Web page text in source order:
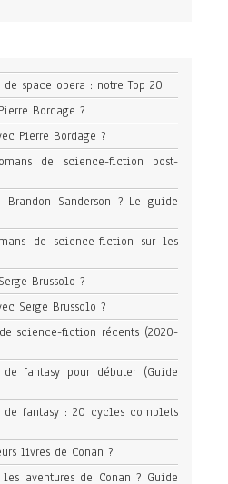
space opera : notre Top 20
Bordage ?
Pierre Bordage ?
de science-fiction post-
Sanderson ? Le guide
de science-fiction sur les
Brussolo ?
Serge Brussolo ?
science-fiction récents (2020-
fantasy pour débuter (Guide
de fantasy : 20 cycles complets
livres de Conan ?
aventures de Conan ? Guide